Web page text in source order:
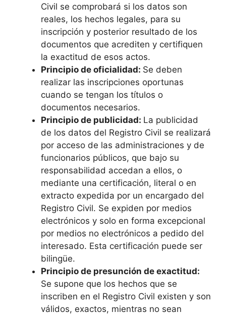
Civil se comprobará si los datos son
reales, los hechos legales, para su
inscripción y posterior resultado de los
documentos que acrediten y certifiquen
la exactitud de esos actos.
Principio de oficialidad: Se deben
realizar las inscripciones oportunas
cuando se tengan los títulos o
documentos necesarios.
Principio de publicidad: La publicidad
de los datos del Registro Civil se realizará
por acceso de las administraciones y de
funcionarios públicos, que bajo su
responsabilidad accedan a ellos, o
mediante una certificación, literal o en
extracto expedida por un encargado del
Registro Civil. Se expiden por medios
electrónicos y solo en forma excepcional
por medios no electrónicos a pedido del
interesado. Esta certificación puede ser
bilingüe.
Principio de presunción de exactitud:
Se supone que los hechos que se
inscriben en el Registro Civil existen y son
válidos, exactos, mientras no sean